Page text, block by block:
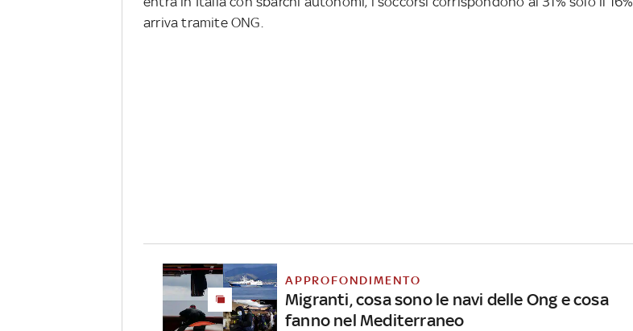
arriva tramite ONG.
APPROFONDIMENTO
Migranti, cosa sono le navi delle Ong e cosa
fanno nel Mediterraneo